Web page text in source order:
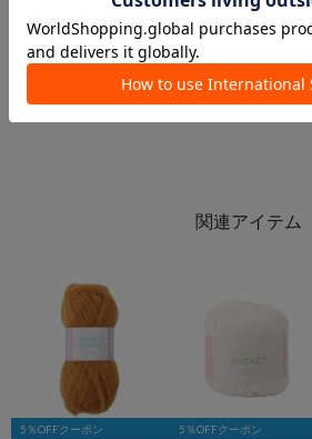
相模大野ステーションスクエア店
3COINS+plus 相模大野ステーションスクエア店
3COINS
5％OFFクーポン 5％OFFクーポン